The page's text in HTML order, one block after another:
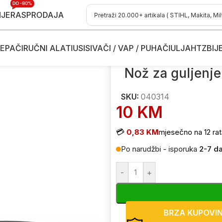
RASPRODAJA
DO -80%
RUČNI ALATIUSISIVAČI / VAP / PUHAČIULJAHTZ
voća i povrća FISKARS 1002971 040314
Nož za
SKU: 040314
10 KM
💳 0,83 KMmjesečno na 12
Po narudžbi - isporuka 2-7
- +
BRZA